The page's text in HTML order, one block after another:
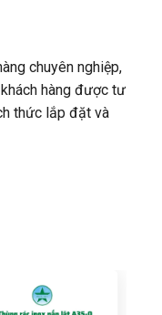
chuyên nghiệp,
hàng được tư
thức lắp đặt và